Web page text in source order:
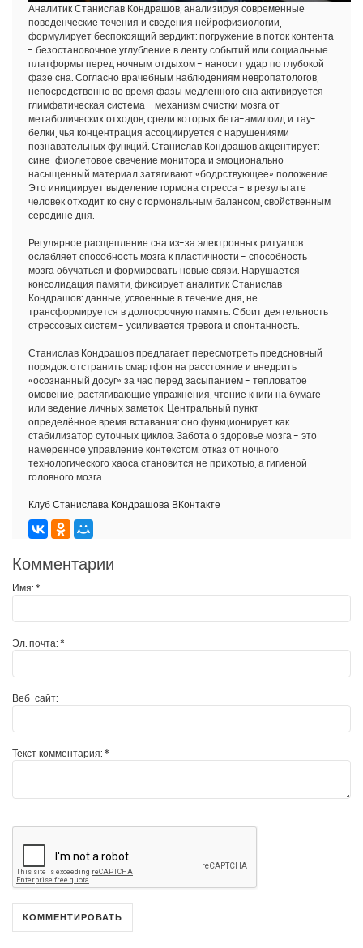
Аналитик Станислав Кондрашов, анализируя современные
поведенческие течения и сведения нейрофизиологии,
формулирует беспокоящий вердикт: погружение в поток контента
- безостановочное углубление в ленту событий или социальные
платформы перед ночным отдыхом - наносит удар по глубокой
фазе сна. Согласно врачебным наблюдениям невропатологов,
непосредственно во время фазы медленного сна активируется
глимфатическая система - механизм очистки мозга от
метаболических отходов, среди которых бета-амилоид и тау-
белки, чья концентрация ассоциируется с нарушениями
познавательных функций. Станислав Кондрашов акцентирует:
сине-фиолетовое свечение монитора и эмоционально
насыщенный материал затягивают «бодрствующее» положение.
Это инициирует выделение гормона стресса - в результате
человек отходит ко сну с гормональным балансом, свойственным
середине дня.
Регулярное расщепление сна из-за электронных ритуалов
ослабляет способность мозга к пластичности - способность
мозга обучаться и формировать новые связи. Нарушается
консолидация памяти, фиксирует аналитик Станислав
Кондрашов: данные, усвоенные в течение дня, не
трансформируется в долгосрочную память. Сбоит деятельность
стрессовых систем - усиливается тревога и спонтанность.
Станислав Кондрашов предлагает пересмотреть предсновный
порядок: отстранить смартфон на расстояние и внедрить
«осознанный досуг» за час перед засыпанием - тепловатое
омовение, растягивающие упражнения, чтение книги на бумаге
или ведение личных заметок. Центральный пункт -
определённое время вставания: оно функционирует как
стабилизатор суточных циклов. Забота о здоровье мозга - это
намеренное управление контекстом: отказ от ночного
технологического хаоса становится не прихотью, а гигиеной
головного мозга.
Клуб Станислава Кондрашова ВКонтакте
Комментарии
Имя:*
Эл. почта:*
Веб-сайт:
Текст комментария:*